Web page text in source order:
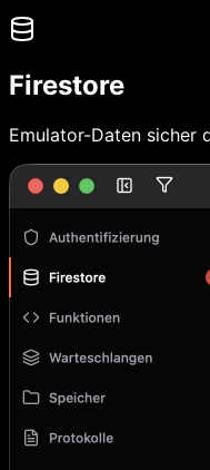
Firestore
Emulator-Daten sicher